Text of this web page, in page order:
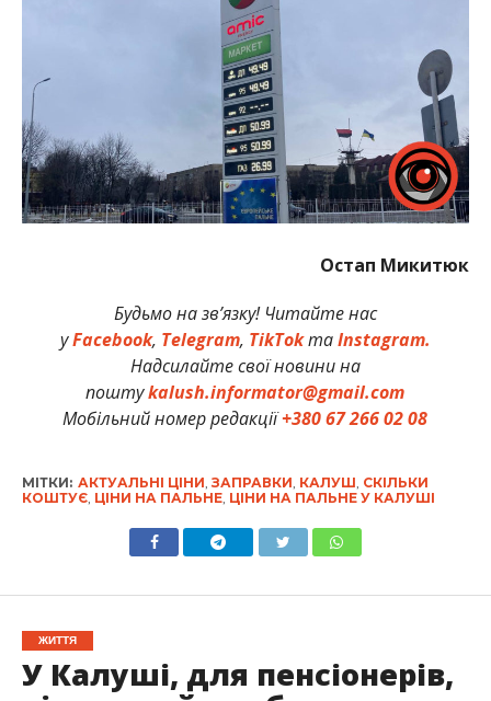
Остап Микитюк
Будьмо на зв’язку! Читайте нас
уFacebook, Telegram, TikTokтаInstagram.
Надсилайте свої новини на
поштуkalush.informator@gmail.com
Мобільний номер редакції+380 67 266 02 08
МІТКИ: АКТУАЛЬНІ ЦІНИ ЗАПРАВКИ КАЛУШ СКІЛЬКИ
КОШТУЄ, ЦІНИ НА ПАЛЬНЕ, ЦІНИ НА ПАЛЬНЕ У КАЛУШІ
ЖИТТЯ
У Калуші, для пенсіонерів,